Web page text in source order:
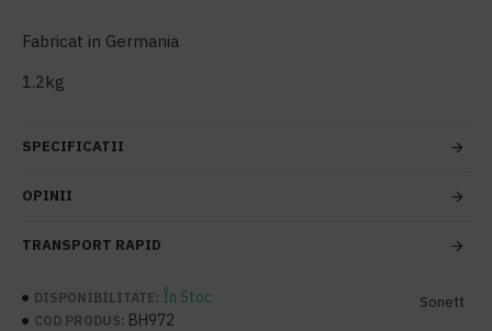
Fabricat in Germania
1.2kg
SPECIFICATII
OPINII
TRANSPORT RAPID
DISPONIBILITATE: În Stoc
COD PRODUS: BH972
Sonett